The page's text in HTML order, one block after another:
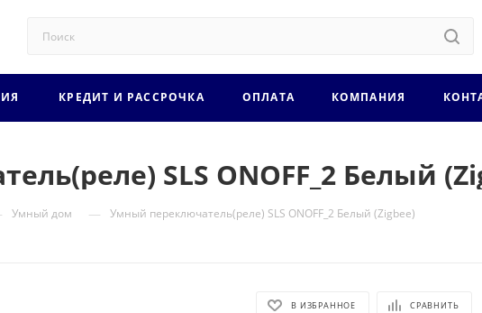
КРЕДИТ И РАССРОЧКА ОПЛАТА КОМПАНИЯ
SLS ONOFF_2 Белый
Умный дом — Умный переключатель(реле) SLS ONOFF_2 Белый (Zigbee)
В ИЗБРАННОЕ СРАВНИТЬ